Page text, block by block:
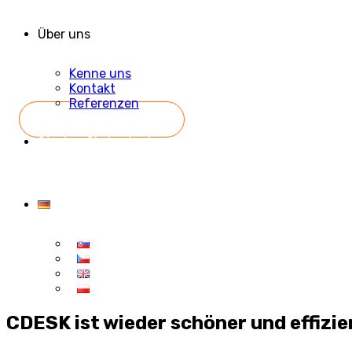
Über uns
Kenne uns
Kontakt
Referenzen
Starten Sie kostenlos
CDESK ist wieder schöner und